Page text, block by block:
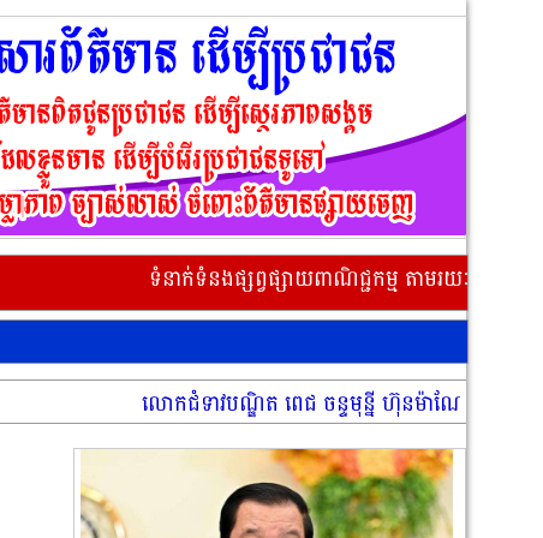
ទំនាក់ទំនងផ្សព្វផ្សាយពាណិជ្ជកម្ម តាមរយៈលេខទូរស័ព្ទ 017 22
លោកជំទាវបណ្ឌិត ពេជ ចន្ទមុន្នី ហ៊ុនម៉ាណែត អញ្ជើញជាអធិបតីដ៏ខ្ព